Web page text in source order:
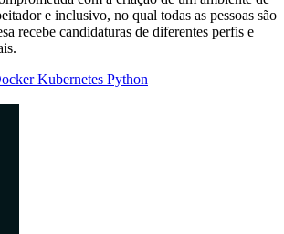
e inclusivo, no qual todas as pessoas são
recebe candidaturas de diferentes perfis e
Kubernetes Python